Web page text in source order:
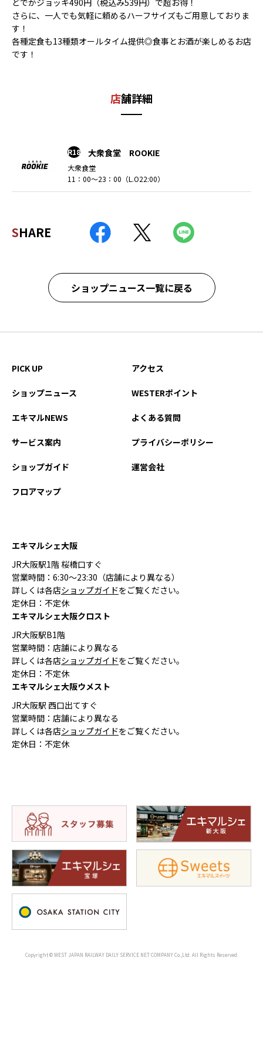
どでかジョッキ490円（税込み539円）で超お得！
さらに、一人でも気軽に頼めるハーフサイズもご用意しておりま
す！
各種定食も13種類オールタイム提供◎食事とお酒が楽しめるお店
です！
店舗詳細
R18 大衆食堂 ROOKIE
大衆食堂
11：00～23：00（L.O22:00）
SHARE
ショップニュース一覧に戻る
PICK UP
ショップニュース
エキマルNEWS
サービス案内
ショップガイド
フロアマップ
アクセス
WESTERポイント
よくある質問
プライバシーポリシー
運営会社
エキマルシェ大阪
JR大阪駅1階 桜橋口すぐ
営業時間：6:30〜23:30（店舗により異なる）
詳しくは各店ショップガイドをご覧ください。
定休日：不定休
エキマルシェ大阪クロスト
JR大阪駅B1階
営業時間：店舗により異なる
詳しくは各店ショップガイドをご覧ください。
定休日：不定休
エキマルシェ大阪ウメスト
JR大阪駅 西口出てすぐ
営業時間：店舗により異なる
詳しくは各店ショップガイドをご覧ください。
定休日：不定休
Copyright © WEST JAPAN RAILWAY DAILY SERVICE NET COMPANY Co.,Ltd. All Rights Reserved.